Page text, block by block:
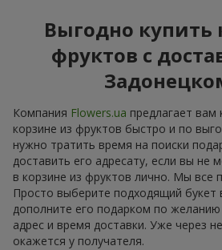
Выгодно купить
фруктов с
Компания Flowers.ua предлагает вам
корзине из фруктов быстро и по
нужно тратить время на поиски
доставить его адресату, если вы не
в корзине из фруктов лично. Мы все
Просто выберите подходящий букет
дополните его подарком по желанию
адрес и время доставки. Уже через
окажется у получателя.